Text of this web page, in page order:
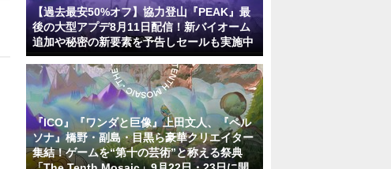
【過去最安50%オフ】協力登山『PEAK』最
後の大型アプデ8月11日配信！新バイオーム
追加や秘密の新要素を予告しセールも実施中
『ICO』『ワンダと巨像』上田文人、『ペル
ソナ』橋野・副島・目黒ら豪華クリエイター
集結！ゲームを“第十の芸術”と称える祭典